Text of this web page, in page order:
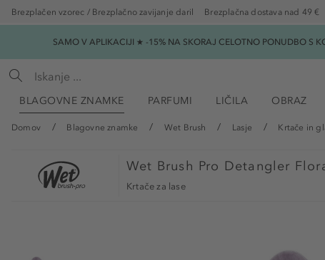
Brezplačen vzorec / Brezplačno zavijanje daril Brezplačna dostava nad 49 €
SAMO V APLIKACIJI ★ -15% NA SKORAJ CELOTNO PONUDBO S
BLAGOVNE ZNAMKE PARFUMI LIČILA OBRAZ
Domov Blagovne znamke Wet Brush Lasje Krtače in
Wet Brush Pro Detangler
Krtače za lase